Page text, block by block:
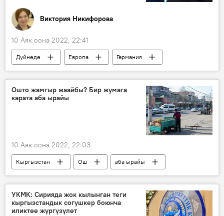
Виктория Никифорова
10 Аяк оона 2022, 22:41
Дүйнөдө Европа
Германия
АКШ
Батыш
Владимир Путин
газ
Ошто жамгыр жаайбы? Бир жумага
карата аба ырайы
10 Аяк оона 2022, 22:03
Кыргызстан Ош
аба ырайы
Кыргызгидромет
УКМК: Сирияда жок кылынган теги
кыргызстандык согушкер боюнча
иликтөө жүргүзүлөт